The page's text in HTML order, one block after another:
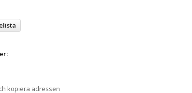
kopiera adressen